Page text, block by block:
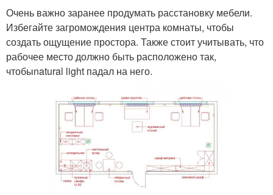
Очень важно заранее продумать расстановку мебели.
Избегайте загромождения центра комнаты, чтобы
создать ощущение простора. Также стоит учитывать, что
рабочее место должно быть расположено так,
чтобыnatural light падал на него.